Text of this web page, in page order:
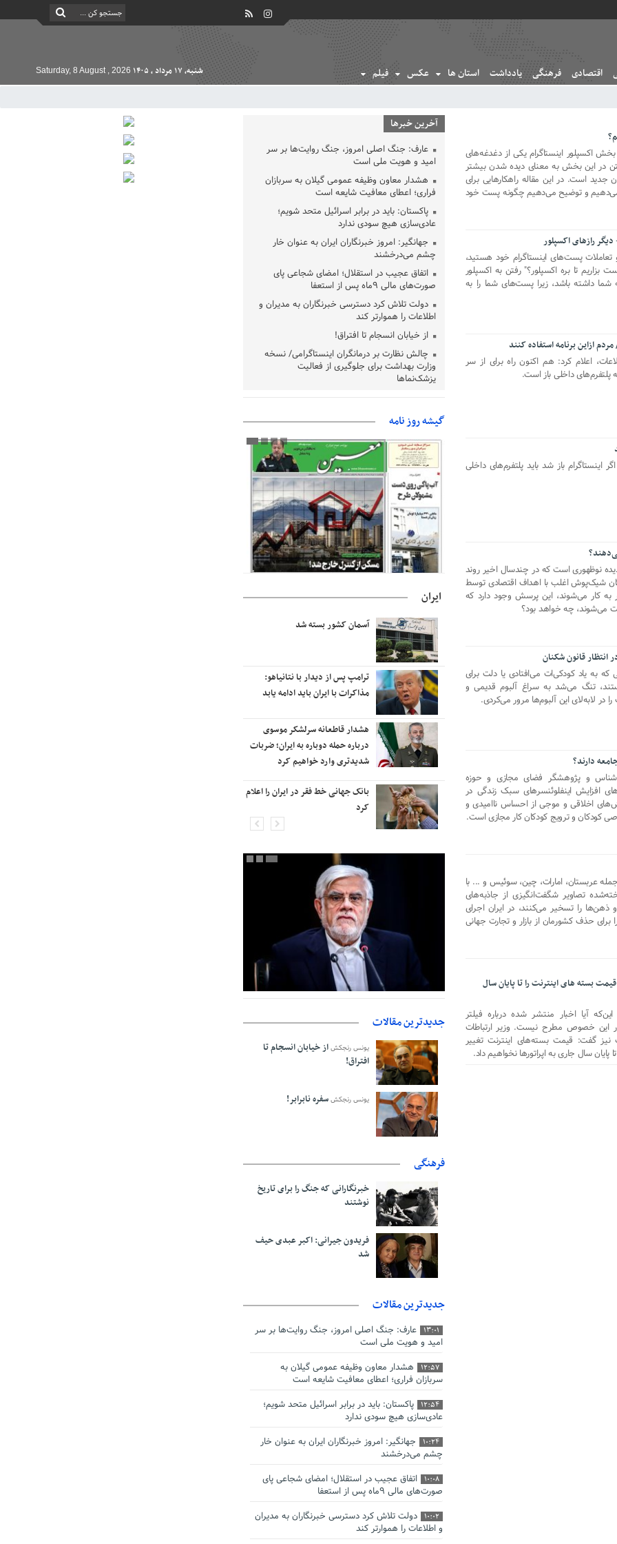
اقتصادی فرهنگی یادداشت استان ها عکس فیلم شنبه, ۱۷ مرداد , ۱۴۰۵ Saturday, 8 August , 2026
اکسپلور اینستاگرام یکی از دغدغه‌های
در این بخش به معنای دیده شدن بیشتر
است. در این مقاله راهکارهایی برای
می‌دهیم و توضیح می‌دهیم چگونه پست خود
رازهای اکسپلور
تعاملات پست‌های اینستاگرام خود هستید،
تا بره اکسپلور؟" رفتن به اکسپلور
شما داشته باشد، زیرا پست‌های شما را به
ازاین برنامه استفاده کنند
اعلام کرد: هم اکنون راه برای از سر
داخلی باز است.
اینستاگرام باز شد باید پلتفرم‌های داخلی
نوظهوری است که در چندسال اخیر روند
شیک‌پوش اغلب با اهداف اقتصادی توسط
به کار می‌شوند، این پرسش وجود دارد که
می‌شوند، چه خواهد بود؟
انتظار قانون شکنان
که به یاد کودکی‌ات می‌افتادی یا دلت برای
تنگ می‌شد به سراغ آلبوم قدیمی و
در لابه‌لای این آلبوم‌ها مرور می‌کردی.
دارند؟
و پژوهشگر فضای مجازی و حوزه
افزایش اینفلوئنسرهای سبک زندگی در
اخلاقی و موجی از احساس ناامیدی و
کودکان و ترویج کودکان کار مجازی است.
عربستان، امارات، چین، سوئیس و ... با
تصاویر شگفت‌انگیزی از جاذبه‌های
را تسخیر می‌کنند، در ایران اجرای
حذف کشورمان از بازار و تجارت جهانی
بسته های اینترنت را تا پایان سال
آیا اخبار منتشر شده درباره فیلتر
این خصوص مطرح نیست. وزیر ارتباطات
نیز گفت: قیمت بسته‌های اینترنت تغییر
سال جاری به اپراتورها نخواهیم داد.
آخرین خبرها
عارف: جنگ اصلی امروز، جنگ روایت‌ها بر سر
امید و هویت ملی است
هشدار معاون وظیفه عمومی گیلان به سربازان
فراری؛ اعطای معافیت شایعه است
پاکستان: باید در برابر اسرائیل متحد شویم؛
عادی‌سازی هیچ سودی ندارد
جهانگیر: امروز خبرنگاران ایران به عنوان خار
چشم می‌درخشند
اتفاق عجیب در استقلال؛ امضای شجاعی پای
صورت‌های مالی ٩ماه پس از استعفا
دولت تلاش کرد دسترسی خبرنگاران به مدیران و
اطلاعات را هموارتر کند
از خیابان انسجام تا افتراق!
چالش نظارت بر درمانگران اینستاگرامی/ نسخه
وزارت بهداشت برای جلوگیری از فعالیت
پزشک‌نماها
پشتیبانی از زنجیره ارزش بادام زمینی در اولویت
سیاست‌های حمایتی گیلان است
بخش دوم گفت‌وگوی پزشکیان با مردم امشب
پخش می‌شود
جزئیات فعال‌سازی «کیف پول ایران» اعلام شد
حمایت از مرزنشینان نباید به زیان تولید باشد/
مواد اولیه با کولبری وارد شود
شایعه «معافیت سربازان فراری» تکذیب شد
امیر اکرمی‌نیا: ارتش کاملاً آماده است
گیشه روز نامه
ایران
نفتکش ایرانی «سیلی سیتی» وارد
آب‌های سرزمینی ایران شد
شنیده شدن صدای انفجار در برخی
شهرهای ایران
آسمان کشور بسته شد
ترامپ پس از دیدار با نتانیاهو:
مذاکرات با ایران باید ادامه یابد
هشدار قاطعانه سرلشکر موسوی
درباره حمله دوباره به ایران؛ ضربات
شدیدتری وارد خواهیم کرد
بانک جهانی خط فقر در ایران را اعلام
کرد
 
و هویت ملی است
جدیدترین مقالات
یونس رنجکشاز خیابان انسجام تا
افتراق!
یونس رنجکشسفره نابرابر!
فرهنگی
خبرنگارانی که جنگ را برای تاریخ
نوشتند
فریدون جیرانی: اکبر عبدی حیف
شد
جدیدترین مقالات
13:01
عارف: جنگ اصلی امروز، جنگ روایت‌ها بر سر
امید و هویت ملی است
12:57
هشدار معاون وظیفه عمومی گیلان به
سربازان فراری؛ اعطای معافیت شایعه است
12:54
پاکستان: باید در برابر اسرائیل متحد شویم؛
عادی‌سازی هیچ سودی ندارد
10:24
جهانگیر: امروز خبرنگاران ایران به عنوان خار
چشم می‌درخشند
10:08
اتفاق عجیب در استقلال؛ امضای شجاعی پای
صورت‌های مالی ٩ماه پس از استعفا
10:02
دولت تلاش کرد دسترسی خبرنگاران به مدیران
و اطلاعات را هموارتر کند